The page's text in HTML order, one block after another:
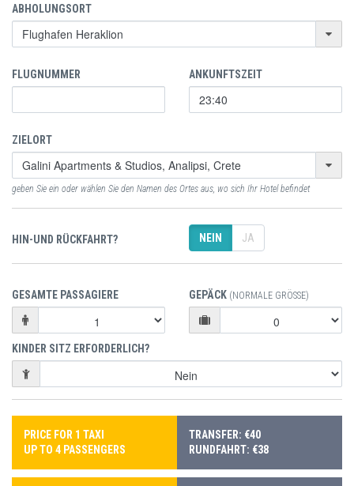
ABHOLUNGSORT
FLUGNUMMER ANKUNFTSZEIT
ZIELORT
geben Sie ein oder wählen Sie den Namen des Ortes aus, wo sich Ihr Hotel befindet
HIN-UND RÜCKFAHRT? NEIN JA
GESAMTE PASSAGIERE GEPÄCK (NORMALE GRÖSSE)
KINDER SITZ ERFORDERLICH?
PRICE FOR 1 TAXI
UP TO 4 PASSENGERS
TRANSFER: €40
RUNDFAHRT: €38